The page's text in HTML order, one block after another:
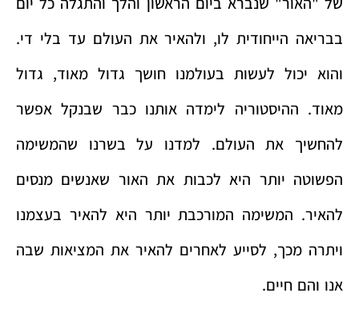
בבריאה הייחודית לו, ולהאיר את העולם עד בלי די.
והוא יכול לעשות בעולמנו חושך גדול מאוד, גדול
מאוד. ההיסטוריה לימדה אותנו כבר שבנקל אפשר
להחשיך את העולם. למדנו על בשרנו שהמשימה
הפשוטה יותר היא לכבות את האור שאנשים מנסים
להאיר. המשימה המורכבת יותר היא להאיר בעצמנו
ויתרה מכך, לסייע לאחרים להאיר את המציאות שבה
אנו והם חיים.